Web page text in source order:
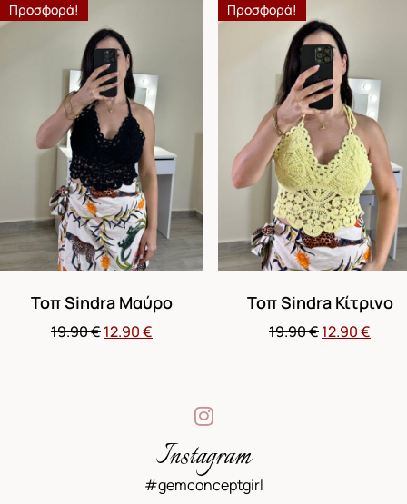
Προσφορά!
Τοπ Sindra Μαύρο
19.90€12.90€
Προσφορά!
Τοπ Sindra Κίτρινο
19.90€12.90€
Instagram
#gemconceptgirl